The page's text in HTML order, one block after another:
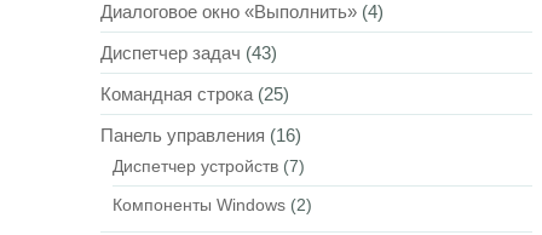
Диалоговое окно «Выполнить» (4)
Диспетчер задач (43)
Командная строка (25)
Панель управления (16)
Диспетчер устройств (7)
Компоненты Windows (2)